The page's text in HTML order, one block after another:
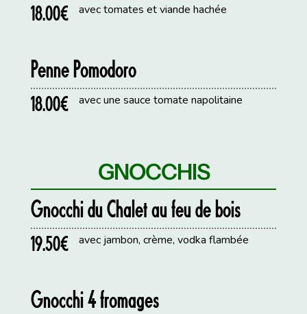
18.00€ avec tomates et viande hachée
Penne Pomodoro
18.00€ avec une sauce tomate napolitaine
GNOCCHIS
Gnocchi du Chalet au feu de bois
19.50€ avec jambon, crème, vodka flambée
Gnocchi 4 fromages